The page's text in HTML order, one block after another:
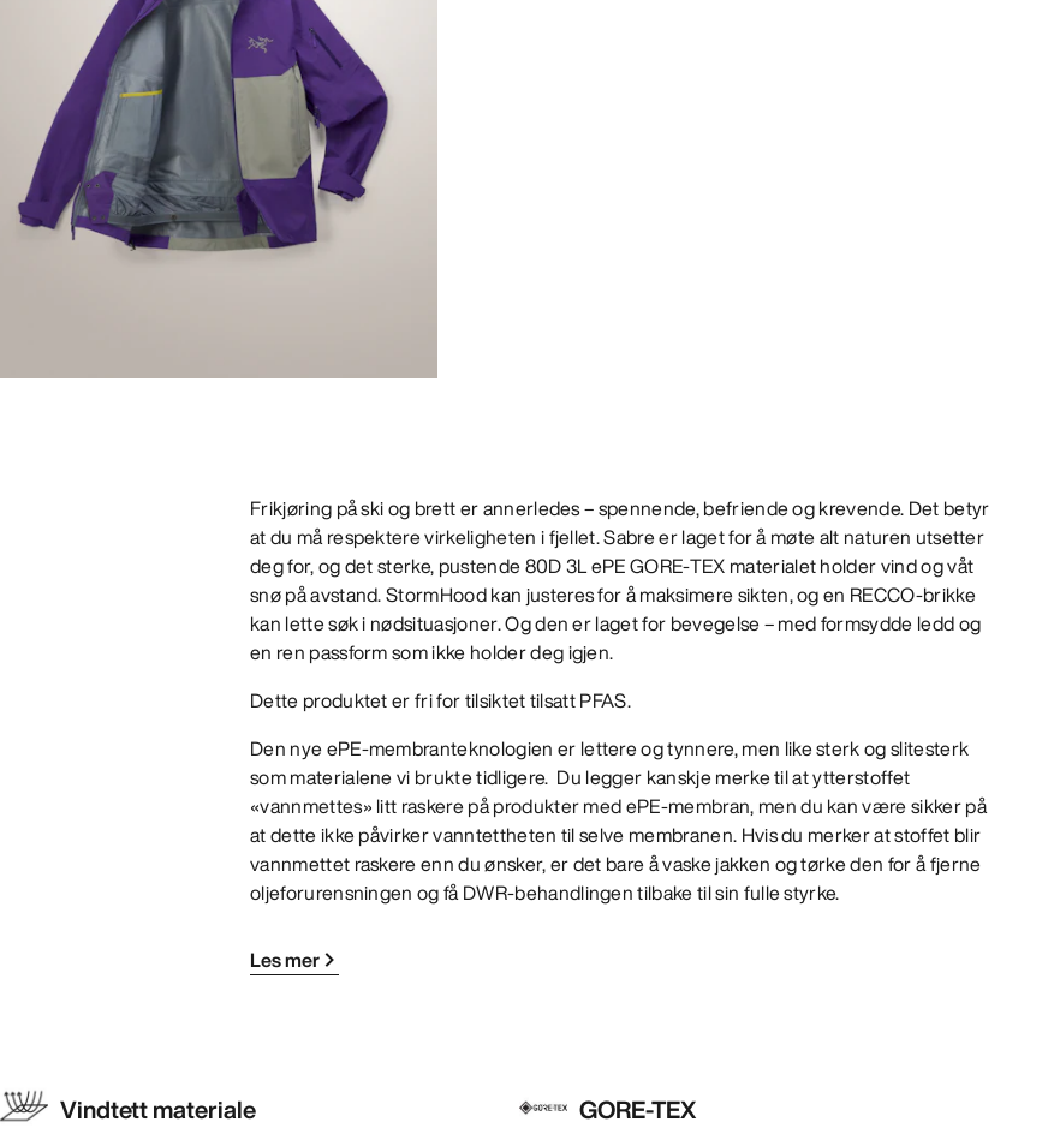
Frikjøring på ski og brett er annerledes – spennende, befriende og krevende. Det betyr
at du må respektere virkeligheten i fjellet. Sabre er laget for å møte alt naturen utsetter
deg for, og det sterke, pustende 80D 3L ePE GORE-TEX materialet holder vind og våt
snø på avstand. StormHood kan justeres for å maksimere sikten, og en RECCO-brikke
kan lette søk i nødsituasjoner. Og den er laget for bevegelse – med formsydde ledd og
en ren passform som ikke holder deg igjen.
Dette produktet er fri for tilsiktet tilsatt PFAS.
Den nye ePE-membranteknologien er lettere og tynnere, men like sterk og slitesterk
som materialene vi brukte tidligere. Du legger kanskje merke til at ytterstoffet
«vannmettes» litt raskere på produkter med ePE-membran, men du kan være sikker på
at dette ikke påvirker vanntettheten til selve membranen. Hvis du merker at stoffet blir
vannmettet raskere enn du ønsker, er det bare å vaske jakken og tørke den for å fjerne
oljeforurensningen og få DWR-behandlingen tilbake til sin fulle styrke.
Les mer
Vindtett materiale GORE-TEX